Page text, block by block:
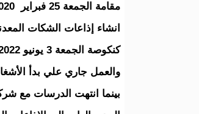
مقامة الجمعة 25 فبراير 2020
انشاء إذاعات الشكات المعدنية 10فبراير
كنكوصة الجمعة 3 يونيو 2022
والعمل جاري علي بدأ
بينما انتهت الدرسات مع